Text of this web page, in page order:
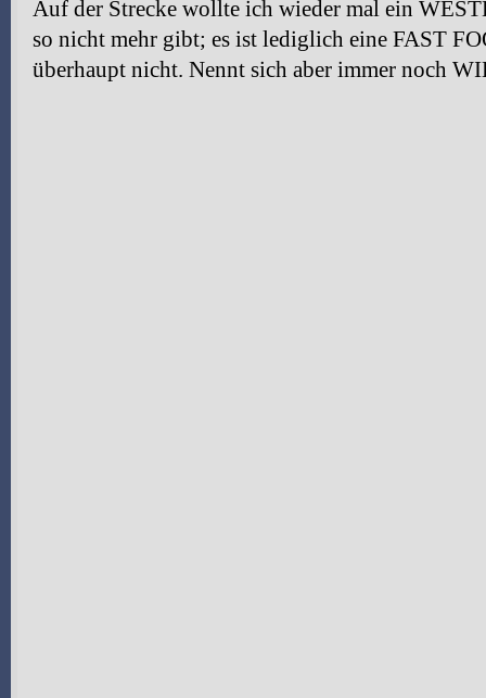
Auf der Strecke wollte ich wieder mal ein
so nicht mehr gibt; es ist lediglich eine FAST
überhaupt nicht. Nennt sich aber immer noch